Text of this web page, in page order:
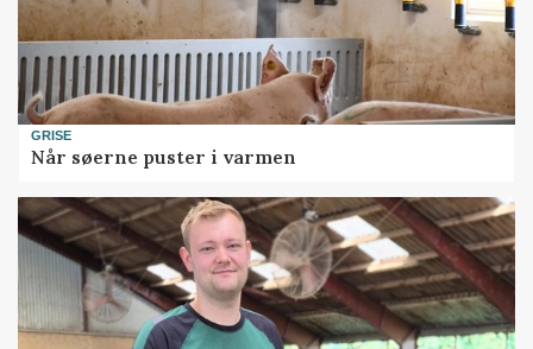
GRISE
Når søerne puster i varmen